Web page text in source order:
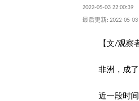
2022-05-03 22:00:39
最后更新: 2022-05-03
【文/观察
非洲，成
近一段时